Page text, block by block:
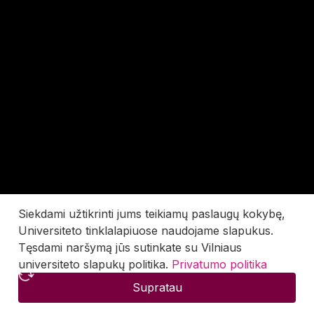
Siekdami užtikrinti jums teikiamų paslaugų kokybę,
Universiteto tinklalapiuose naudojame slapukus.
Tęsdami naršymą jūs sutinkate su Vilniaus
universiteto slapukų politika. Privatumo politika
Supratau